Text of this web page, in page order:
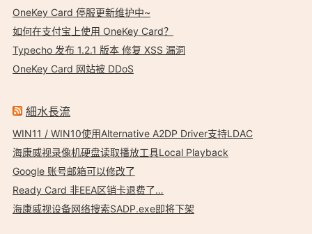
OneKey Card 停服更新维护中~
如何在支付宝上使用 OneKey Card？
Typecho 发布 1.2.1 版本 修复 XSS 漏洞
OneKey Card 网站被 DDoS
細水長流
WIN11 / WIN10使用Alternative A2DP Driver支持LDAC
海康威视录像机硬盘读取播放工具Local Playback
Google 账号邮箱可以修改了
Ready Card 非EEA区销卡退费了…
海康威视设备网络搜索SADP.exe即将下架